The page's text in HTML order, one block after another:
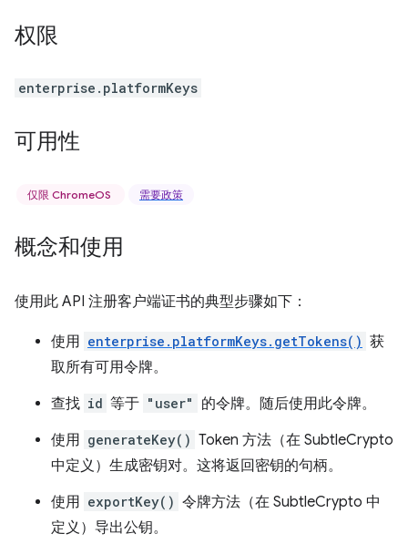
权限
enterprise.platformKeys
可用性
仅限 ChromeOS 需要政策
概念和使用
使用此 API 注册客户端证书的典型步骤如下：
使用 enterprise.platformKeys.getTokens() 获
取所有可用令牌。
查找 id 等于 "user"
的令牌。随后使用此令牌。
使用 generateKey() Token 方法（在 SubtleCrypto
中定义）生成密钥对。这将返回密钥的句柄。
使用 exportKey() 令牌方法（在 SubtleCrypto 中
定义）导出公钥。